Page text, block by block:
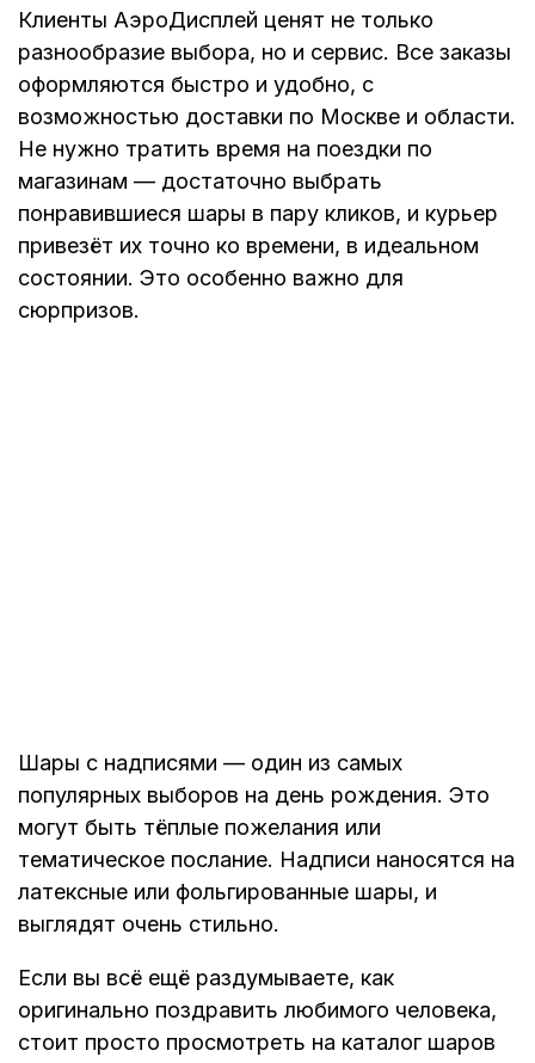
Клиенты АэроДисплей ценят не только
разнообразие выбора, но и сервис. Все заказы
оформляются быстро и удобно, с
возможностью доставки по Москве и области.
Не нужно тратить время на поездки по
магазинам — достаточно выбрать
понравившиеся шары в пару кликов, и курьер
привезёт их точно ко времени, в идеальном
состоянии. Это особенно важно для
сюрпризов.
Шары с надписями — один из самых
популярных выборов на день рождения. Это
могут быть тёплые пожелания или
тематическое послание. Надписи наносятся на
латексные или фольгированные шары, и
выглядят очень стильно.
Если вы всё ещё раздумываете, как
оригинально поздравить любимого человека,
стоит просто просмотреть на каталог шаров